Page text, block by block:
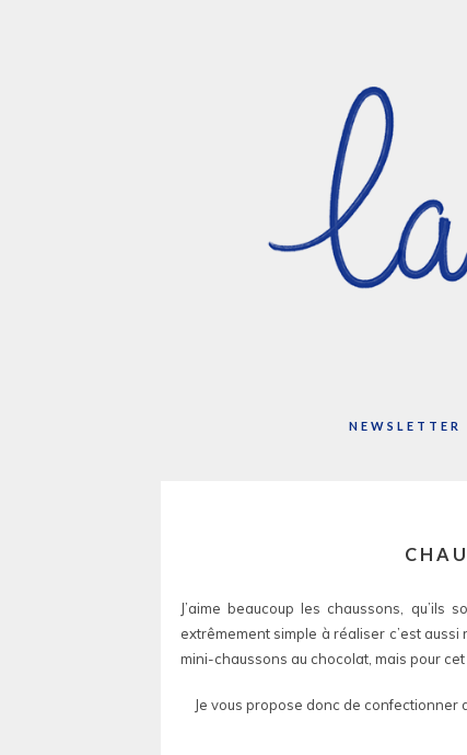
NEWSLETTER
J’aime beaucoup les chaussons, qu’ils
extrêmement simple à réaliser c’est
mini-chaussons au chocolat, mais pour
Je vous propose donc de confectionner